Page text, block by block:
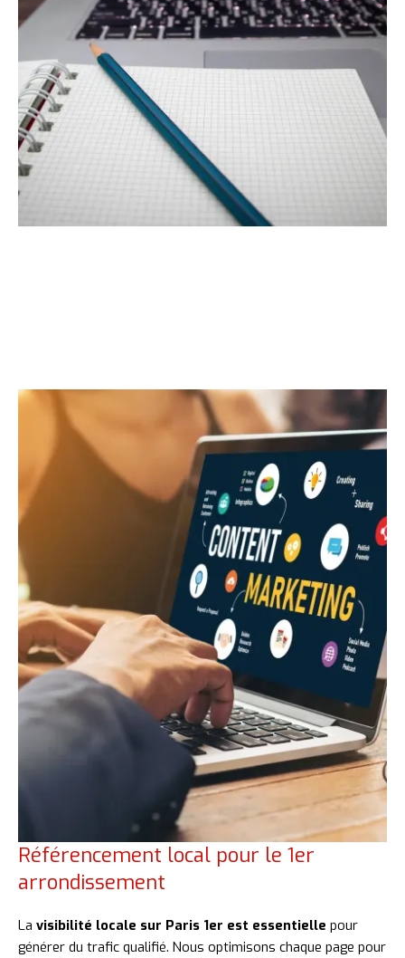
Référencement local pour le 1er
arrondissement
La visibilité locale sur Paris 1er est essentielle pour
générer du trafic qualifié. Nous optimisons chaque page pour